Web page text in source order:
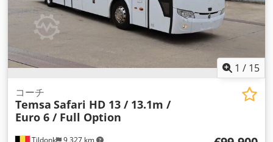
1 / 15
コーチ
Temsa Safari HD 13 / 13.1m /
Euro 6 / Full Option